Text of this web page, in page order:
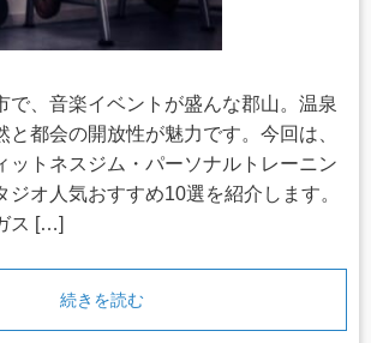
で、音楽イベントが盛んな郡山。温泉
と都会の開放性が魅力です。今回は、
ットネスジム・パーソナルトレーニン
ジオ人気おすすめ10選を紹介します。
ス […]
続きを読む